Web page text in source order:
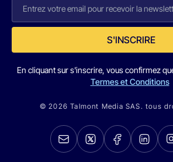
S'INSCRIRE
En cliquant sur s'inscrire, vous confirmez
Termes et Conditions
© 2026 Talmont Media SAS. tous